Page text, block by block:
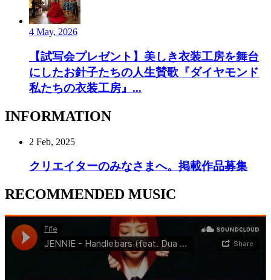
4 May, 2026
【試写会プレゼント】美しき衣装工房を舞台
にしたお針子たちの人生賛歌『ダイヤモンド
私たちの衣装工房』...
INFORMATION
2 Feb, 2025
クリエイターのみなさまへ。掲載作品募集
RECOMMENDED MUSIC